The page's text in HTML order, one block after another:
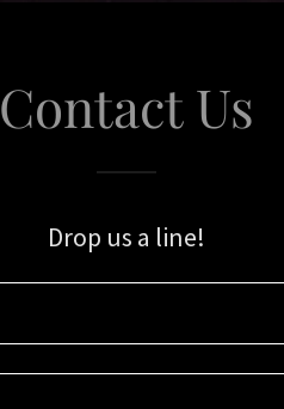
Contact Us
Drop us a line!